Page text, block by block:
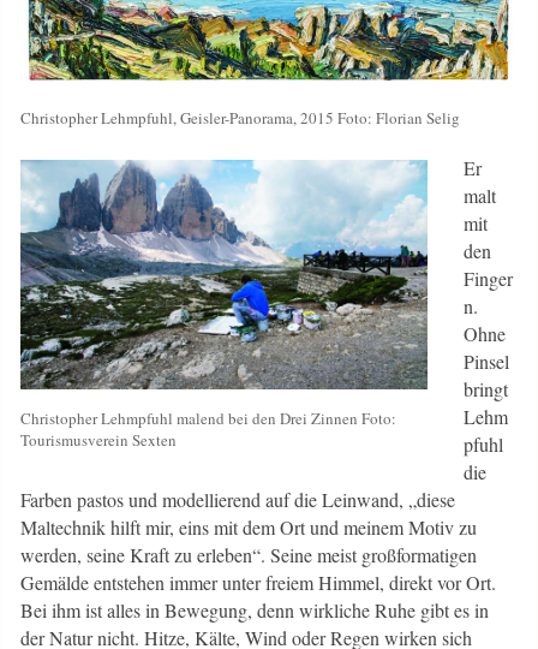
Christopher Lehmpfuhl, Geisler-Panorama, 2015 Foto: Florian Selig
Christopher Lehmpfuhl malend bei den Drei Zinnen Foto:
Tourismusverein Sexten
Er
malt
mit
den
Finger
n.
Ohne
Pinsel
bringt
Lehm
pfuhl
die
Farben pastos und modellierend auf die Leinwand, „diese
Maltechnik hilft mir, eins mit dem Ort und meinem Motiv zu
werden, seine Kraft zu erleben“. Seine meist großformatigen
Gemälde entstehen immer unter freiem Himmel, direkt vor Ort.
Bei ihm ist alles in Bewegung, denn wirkliche Ruhe gibt es in
der Natur nicht. Hitze, Kälte, Wind oder Regen wirken sich